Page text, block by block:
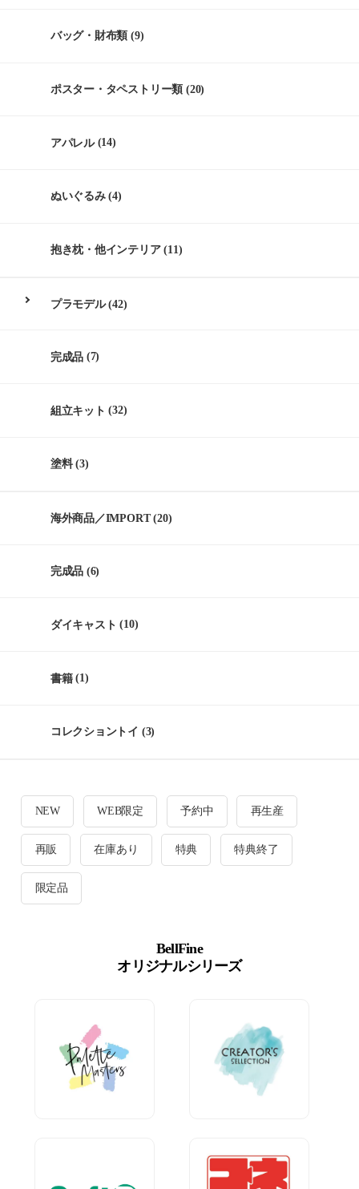
バッグ・財布類 (9)
ポスター・タペストリー類 (20)
アパレル(14)
ぬいぐるみ(4)
抱き枕・他インテリア(11)
プラモデル(42)
完成品 (7)
組立キット (32)
塗料(3)
海外商品／IMPORT(20)
完成品 (6)
ダイキャスト (10)
書籍(1)
コレクショントイ (3)
NEW WEB限定 予約中 再生産
再販 在庫あり 特典 特典終了
限定品
BellFine
オリジナルシリーズ